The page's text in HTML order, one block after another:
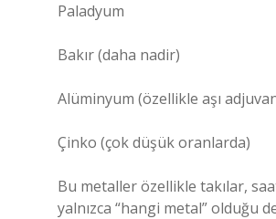
Paladyum
Bakır (daha nadir)
Alüminyum (özellikle aşı
Çinko (çok düşük oranlarda)
Bu metaller özellikle takılar,
yalnızca “hangi metal” olduğu